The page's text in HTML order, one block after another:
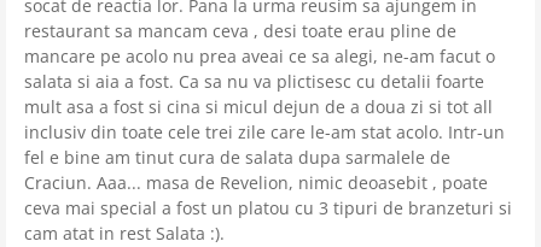
socat de reactia lor. Pana la urma reusim sa ajungem in
restaurant sa mancam ceva , desi toate erau pline de
mancare pe acolo nu prea aveai ce sa alegi, ne-am facut o
salata si aia a fost. Ca sa nu va plictisesc cu detalii foarte
mult asa a fost si cina si micul dejun de a doua zi si tot all
inclusiv din toate cele trei zile care le-am stat acolo. Intr-un
fel e bine am tinut cura de salata dupa sarmalele de
Craciun. Aaa... masa de Revelion, nimic deoasebit , poate
ceva mai special a fost un platou cu 3 tipuri de branzeturi si
cam atat in rest Salata :).